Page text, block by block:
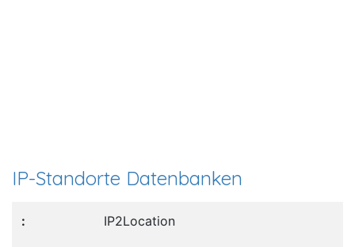
IP-Standorte Datenbanken
IP2Location